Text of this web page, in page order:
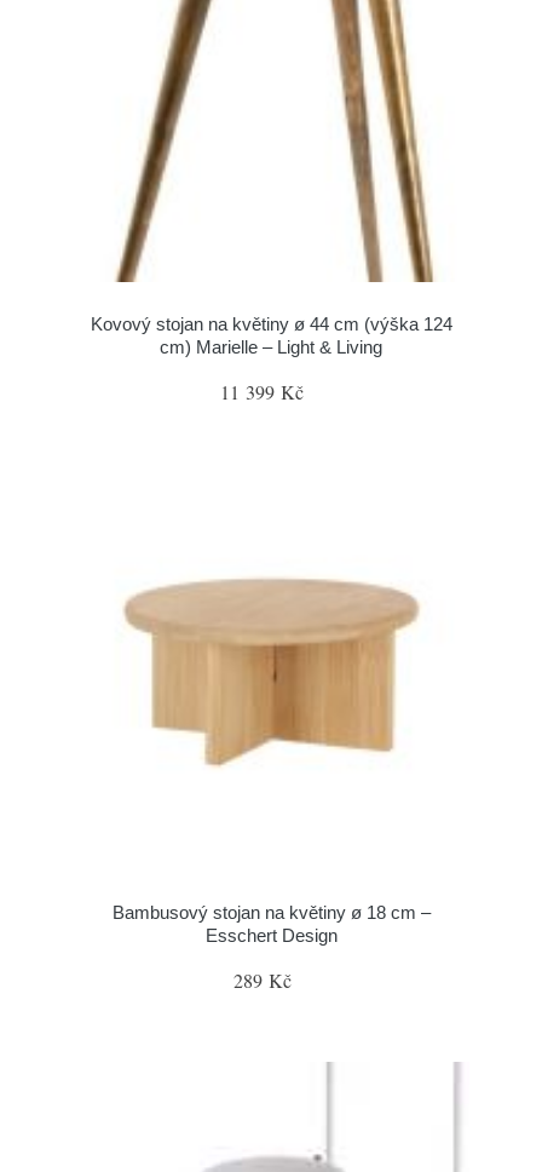
Kovový stojan na květiny ø 44 cm (výška 124
cm) Marielle – Light & Living
11 399 Kč
Bambusový stojan na květiny ø 18 cm –
Esschert Design
289 Kč